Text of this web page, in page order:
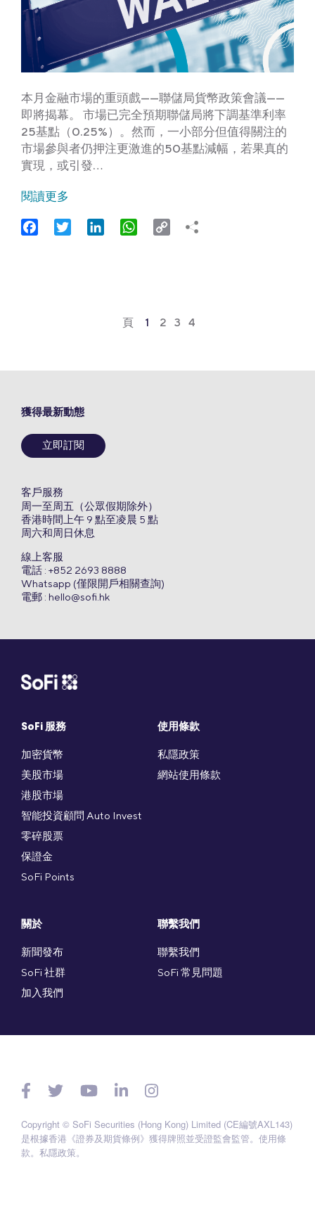
本月金融市場的重頭戲——聯儲局貨幣政策會議——
即將揭幕。 市場已完全預期聯儲局將下調基準利率
25基點（0.25%）。然而，一小部分但值得關注的
市場參與者仍押注更激進的50基點減幅，若果真的
實現，或引發…
閱讀更多
FacebookTwitter LinkedIn WhatsApp
Copy
頁 1 2 3 4
SoFi 服務
加密貨幣
美股市場
港股市場
智能投資顧問 Auto Invest
零碎股票
保證金
SoFi Points
使用條款
私隱政策
網站使用條款
關於
新聞發布
SoFi 社群
加入我們
聯繫我們
聯繫我們
SoFi 常見問題
獲得最新動態
立即訂閱
客戶服務
周一至周五（公眾假期除外）
香港時間上午 9 點至凌晨 5 點
周六和周日休息
線上客服
電話 : +852 2693 8888
Whatsapp (僅限開戶相關查詢)
電郵 : hello@sofi.hk
Copyright © SoFi Securities (Hong Kong) Limited (CE編號AXL143)
是根據香港《證券及期貨條例》獲得牌照並受證監會監管。 使用條
款。 私隱政策。